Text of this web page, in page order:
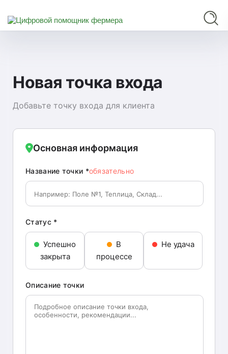
Новая точка входа
Добавьте точку входа для клиента
Основная информация
Название точки *обязательно
Статус *
Успешно
закрыта
В
процессе
Не удача
Описание точки